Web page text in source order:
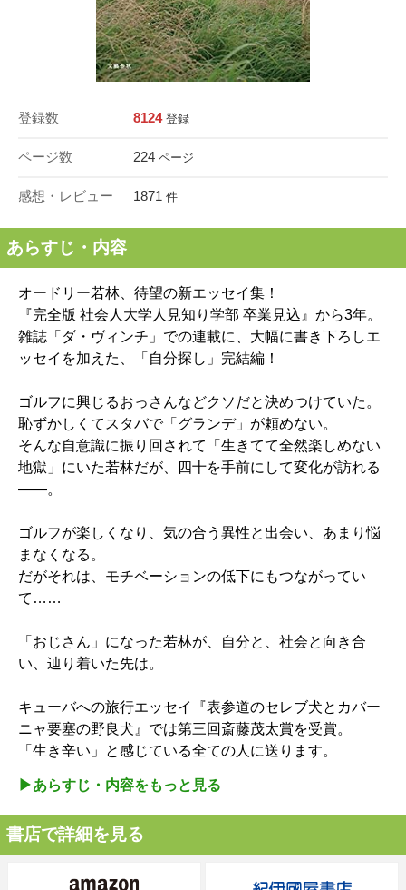
登録数 8124 登録
ページ数 224 ページ
感想・レビュー 1871 件
あらすじ・内容
オードリー若林、待望の新エッセイ集！
『完全版 社会人大学人見知り学部 卒業見込』から3年。
雑誌「ダ・ヴィンチ」での連載に、大幅に書き下ろしエ
ッセイを加えた、「自分探し」完結編！
ゴルフに興じるおっさんなどクソだと決めつけていた。
恥ずかしくてスタバで「グランデ」が頼めない。
そんな自意識に振り回されて「生きてて全然楽しめない
地獄」にいた若林だが、四十を手前にして変化が訪れる
――。
ゴルフが楽しくなり、気の合う異性と出会い、あまり悩
まなくなる。
だがそれは、モチベーションの低下にもつながってい
て……
「おじさん」になった若林が、自分と、社会と向き合
い、辿り着いた先は。
キューバへの旅行エッセイ『表参道のセレブ犬とカバー
ニャ要塞の野良犬』では第三回斎藤茂太賞を受賞。
「生き辛い」と感じている全ての人に送ります。
▶︎あらすじ・内容をもっと見る
書店で詳細を見る